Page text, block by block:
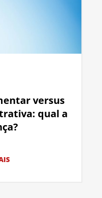
versus
qual a